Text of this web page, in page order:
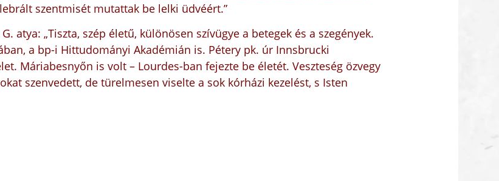
szentmisét mutattak be lelki üdvéért.”
atya: „Tiszta, szép életű, különösen szívügye a betegek és a szegények.
a bp-i Hittudományi Akadémián is. Pétery pk. úr Innsbrucki
Máriabesnyőn is volt – Lourdes-ban fejezte be életét. Veszteség özvegy
szenvedett, de türelmesen viselte a sok kórházi kezelést, s Isten